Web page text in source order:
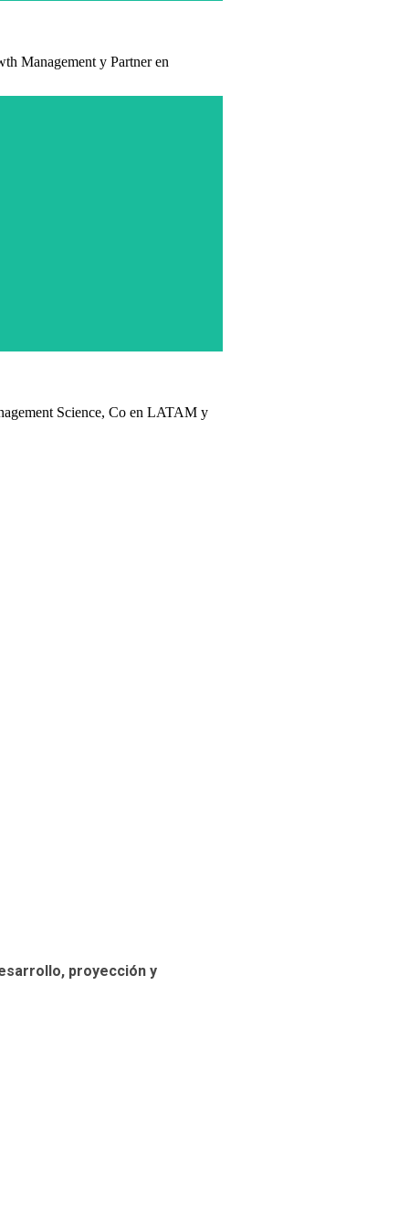
Management y Partner en
base teórica, científica y metodológica,
actual”. ”
Science, Co en LATAM y
proyección y